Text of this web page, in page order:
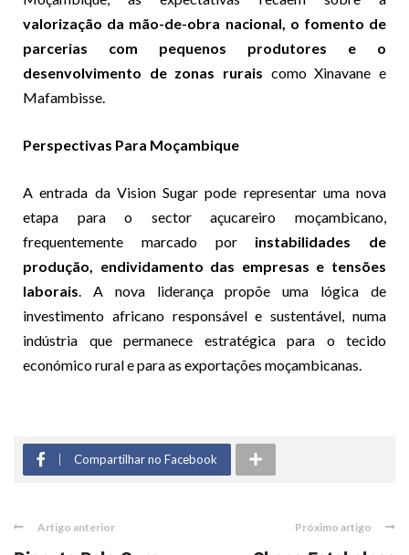
valorização da mão-de-obra nacional, o fomento de
parcerias com pequenos produtores e o
desenvolvimento de zonas rurais como Xinavane e
Mafambisse.
Perspectivas Para Moçambique
A entrada da Vision Sugar pode representar uma nova
etapa para o sector açucareiro moçambicano,
frequentemente marcado por instabilidades de
produção, endividamento das empresas e tensões
laborais. A nova liderança propõe uma lógica de
investimento africano responsável e sustentável, numa
indústria que permanece estratégica para o tecido
económico rural e para as exportações moçambicanas.
Compartilhar no Facebook
Artigo anterior Próximo artigo